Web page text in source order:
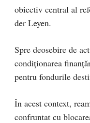
obiectiv central al
der Leyen.
Spre deosebire de
condiționarea
pentru fondurile
În acest context,
confruntat cu